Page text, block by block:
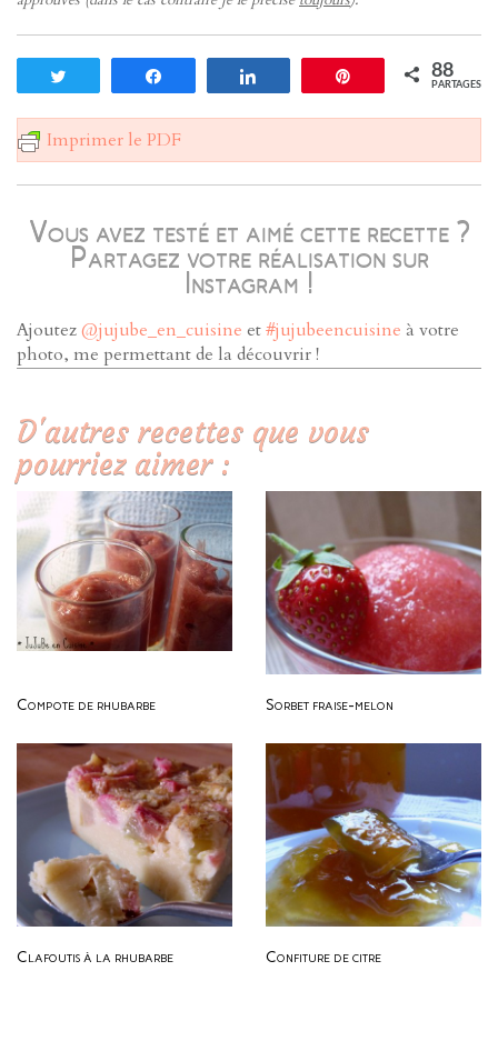
Enregistrer88
PARTAGES
Imprimer le PDF
Vous avez testé et aimé cette recette ?
Partagez votre réalisation sur
Instagram !
Ajoutez@jujube_en_cuisine et#jujubeencuisine à votre
photo, me permettant de la découvrir !
D'autres recettes que vous
pourriez aimer :
Compote de rhubarbe Sorbet fraise-melon
Clafoutis à la rhubarbe Confiture de citre